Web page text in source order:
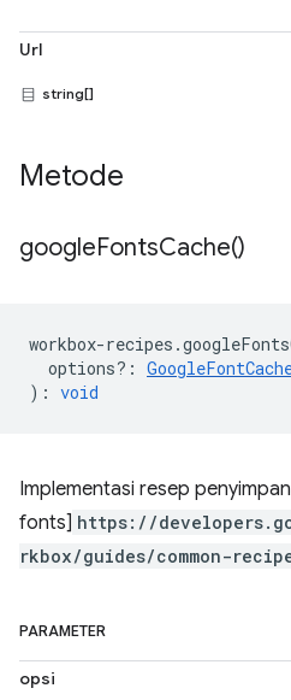
Url
string[]
Metode
googleFontsCache()
workbox-recipes .
options? :
) : void
Implementasi resep
fonts] https://
rkbox/guides/common-
PARAMETER
opsi